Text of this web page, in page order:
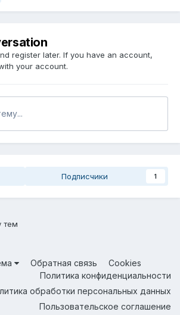
register later. If you have an account,
your account.
Подписчики 1
тем
Обратная связь
Cookies
Политика конфиденциальности
обработки персональных данных
Пользовательское соглашение